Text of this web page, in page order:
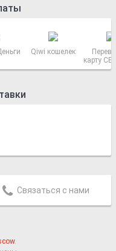
Qiwi кошелек
карту
Связаться с нами
.